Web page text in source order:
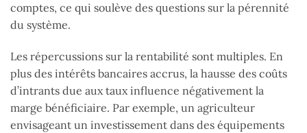
comptes, ce qui soulève des questions sur la pérennité
du système.
Les répercussions sur la rentabilité sont multiples. En
plus des intérêts bancaires accrus, la hausse des coûts
d’intrants due aux taux influence négativement la
marge bénéficiaire. Par exemple, un agriculteur
envisageant un investissement dans des équipements